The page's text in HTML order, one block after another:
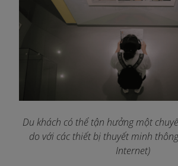
Du khách có thể tận hưởng một
do với các thiết bị thuyết minh
Internet)